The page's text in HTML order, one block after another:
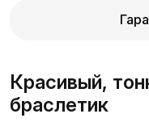
Красивый,
браслетик